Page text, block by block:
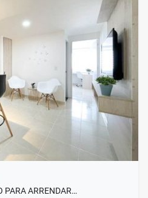
PARA ARRENDAR…